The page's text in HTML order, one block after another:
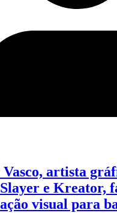
artista
e Kreator,
visual para